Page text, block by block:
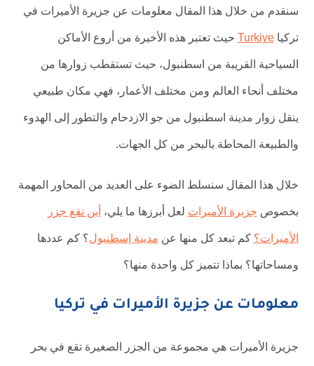
سنقدم من خلال هذا المقال معلومات عن جزيرة الأميرات في
تركيا Turkiyeحيث تعتبر هذه الأخيرة من أروع الأماكن
السياحية القريبة من اسطنبول، حيث تستقطب زوارها من
مختلف أنحاء العالم ومن مختلف الأعمار، فهي مكان طبيعي
ينقل زوار مدينة اسطنبول من جو الازدحام والتطور إلى الهدوء
والطبيعة المحاطة بالبحر من كل الجهات.
خلال هذا المقال سنسلط الضوء على العديد من المحاور المهمة
بخصوص جزيرة الأميراتلعل أبرزها ما يلي، أين تقع جزر
الأميرات؟كم تبعد كل منها عن مدينة إسطنبول؟ كم عددها
ومساحاتها؟ بماذا تتميز كل واحدة منها؟
معلومات عن جزيرة الأميرات في تركيا
جزيرة الأميرات هي مجموعة من الجزر الصغيرة تقع في بحر